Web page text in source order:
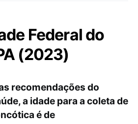
Federal do
(2023)
recomendações do
a idade para a coleta de
é de